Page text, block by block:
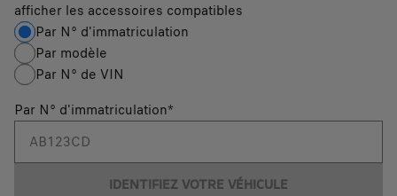
afficher les accessoires compatibles
Par N° d'immatriculation
Par modèle
Par N° de VIN
Par N° d'immatriculation*
IDENTIFIEZ VOTRE VÉHICULE